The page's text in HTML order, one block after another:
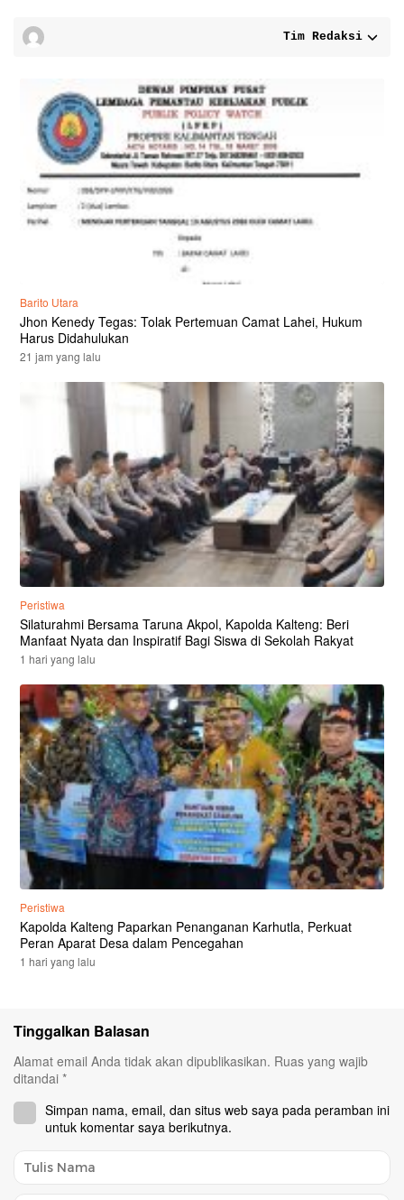
Tim Redaksi
Barito Utara
Jhon Kenedy Tegas: Tolak Pertemuan Camat Lahei, Hukum
Harus Didahulukan
21 jam yang lalu
Peristiwa
Silaturahmi Bersama Taruna Akpol, Kapolda Kalteng: Beri
Manfaat Nyata dan Inspiratif Bagi Siswa di Sekolah Rakyat
1 hari yang lalu
Peristiwa
Kapolda Kalteng Paparkan Penanganan Karhutla, Perkuat
Peran Aparat Desa dalam Pencegahan
1 hari yang lalu
Tinggalkan Balasan
Alamat email Anda tidak akan dipublikasikan. Ruas yang wajib
ditandai *
Simpan nama, email, dan situs web saya pada peramban ini
untuk komentar saya berikutnya.